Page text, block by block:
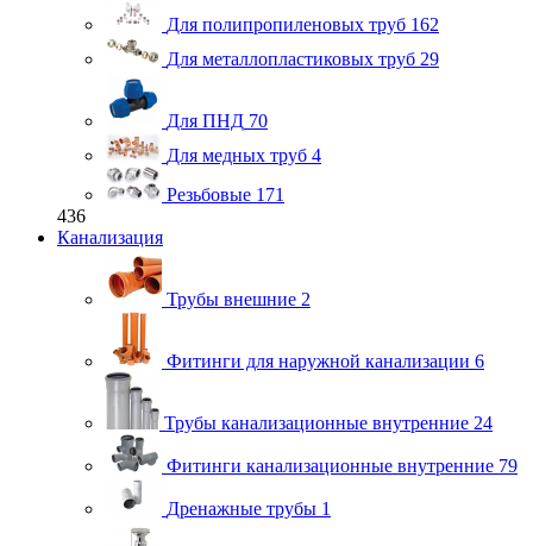
Для полипропиленовых труб 162
Для металлопластиковых труб 29
Для ПНД 70
Для медных труб 4
Резьбовые 171
436
Канализация
Трубы внешние 2
Фитинги для наружной канализации 6
Трубы канализационные внутренние 24
Фитинги канализационные внутренние 79
Дренажные трубы 1